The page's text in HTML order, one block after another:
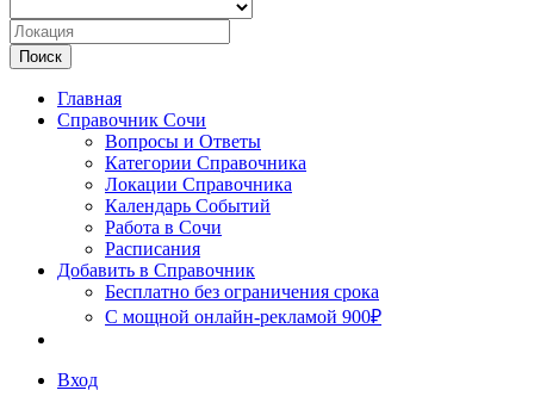
Сочи
Поиск
Главная
Справочник Сочи
Вопросы и Ответы
Категории Справочника
Локации Справочника
Календарь Событий
Работа в Сочи
Расписания
Добавить в Справочник
Бесплатно без ограничения срока
С мощной онлайн-рекламой 900₽
Вход